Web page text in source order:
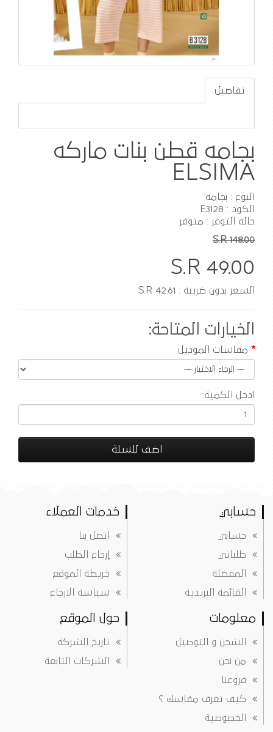
تفاصيل
بجامه قطن بنات ماركه
ELSIMA
النوع : بجامه
الكود : E3128
حالة التوفر : متوفر
S.R 148.00
S.R 49.00
السعر بدون ضريبة : S.R 42.61
الخيارات المتاحة:
مقاسات الموديل
ادخل الكمية:
اضف للسلة
حسابي
حسابي
طلباتي
المفضلة
القائمة البريدية
خدمات العملاء
اتصل بنا
إرجاع الطلب
خريطة الموقع
سياسة الارجاع
معلومات
الشحن و التوصيل
من نحن
فروعنا
كيف تعرف مقاسك ؟
الخصوصية
حول الموقع
تاريخ الشركة
الشركات التابعة